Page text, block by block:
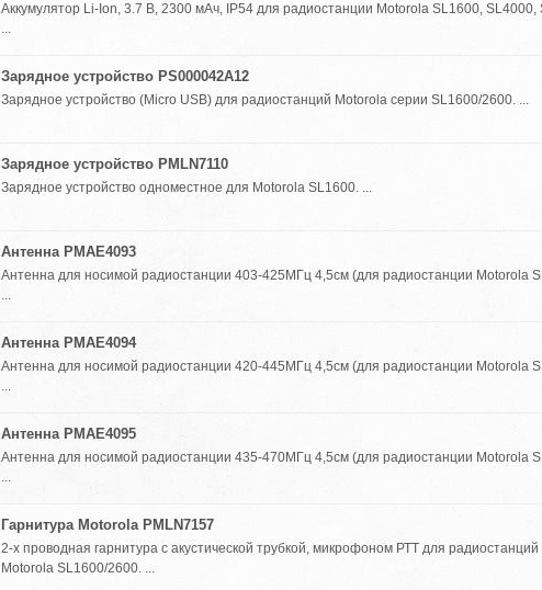
Аккумулятор Li-Ion, 3.7 В, 2300 мАч, IP54 для радиостанции Motorola SL1600, SL4000,
...
Зарядное устройство PS000042A12
Зарядное устройство (Micro USB) для радиостанций Motorola серии SL1600/2600. ...
Зарядное устройство PMLN7110
Зарядное устройство одноместное для Motorola SL1600. ...
Антенна PMAE4093
Антенна для носимой радиостанции 403-425МГц 4,5см (для радиостанции Motorola
...
Антенна PMAE4094
Антенна для носимой радиостанции 420-445МГц 4,5см (для радиостанции Motorola
...
Антенна PMAE4095
Антенна для носимой радиостанции 435-470МГц 4,5см (для радиостанции Motorola
...
Гарнитура Motorola PMLN7157
2-х проводная гарнитура с акустической трубкой, микрофоном РТТ для радиостанций
Motorola SL1600/2600. ...